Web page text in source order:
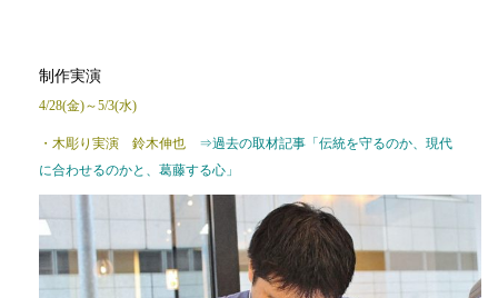
制作実演
4/28(金)～5/3(水)
・木彫り実演 鈴木伸也 ⇒過去の取材記事「伝統を守るのか、現代
に合わせるのかと、葛藤する心 」